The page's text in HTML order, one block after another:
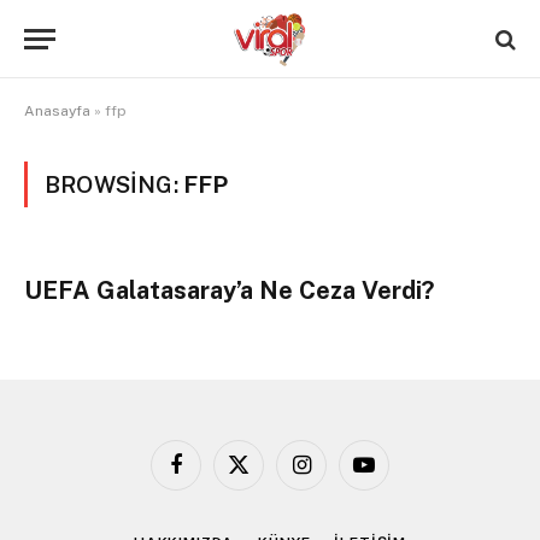
Anasayfa » ffp
BROWSING: FFP
UEFA Galatasaray’a Ne Ceza Verdi?
Facebook
X
InstagramYouTube